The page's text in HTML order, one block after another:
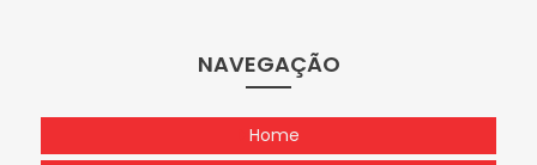
NAVEGAÇÃO
Home